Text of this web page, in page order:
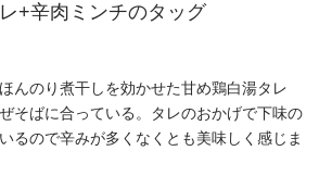
+辛肉ミンチのタッグ
んのり煮干しを効かせた甘め鶏白湯タレ
そばに合っている。タレのおかげで下味の
るので辛みが多くなくとも美味しく感じま